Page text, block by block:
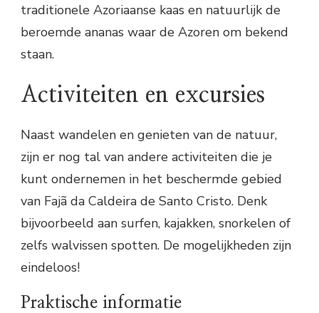
traditionele Azoriaanse kaas en natuurlijk de
beroemde ananas waar de Azoren om bekend
staan.
Activiteiten en excursies
Naast wandelen en genieten van de natuur,
zijn er nog tal van andere activiteiten die je
kunt ondernemen in het beschermde gebied
van Fajã da Caldeira de Santo Cristo. Denk
bijvoorbeeld aan surfen, kajakken, snorkelen of
zelfs walvissen spotten. De mogelijkheden zijn
eindeloos!
Praktische informatie